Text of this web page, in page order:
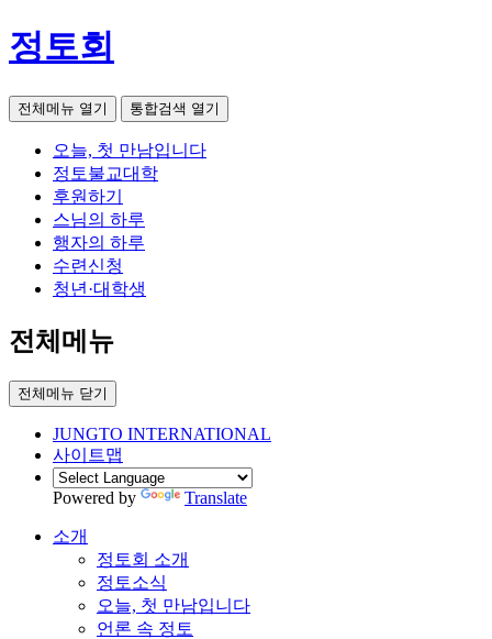
정토회
전체메뉴 열기 통합검색 열기
오늘, 첫 만남입니다
정토불교대학
후원하기
스님의 하루
행자의 하루
수련신청
청년·대학생
전체메뉴
전체메뉴 닫기
JUNGTO INTERNATIONAL
사이트맵
Powered by Translate
소개
정토회 소개
정토소식
오늘, 첫 만남입니다
언론 속 정토